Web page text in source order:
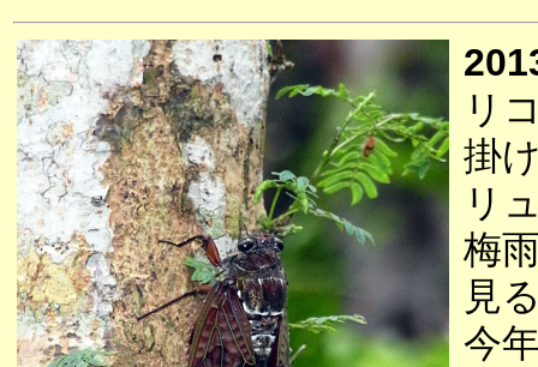
リ
掛
リ
梅
見
今